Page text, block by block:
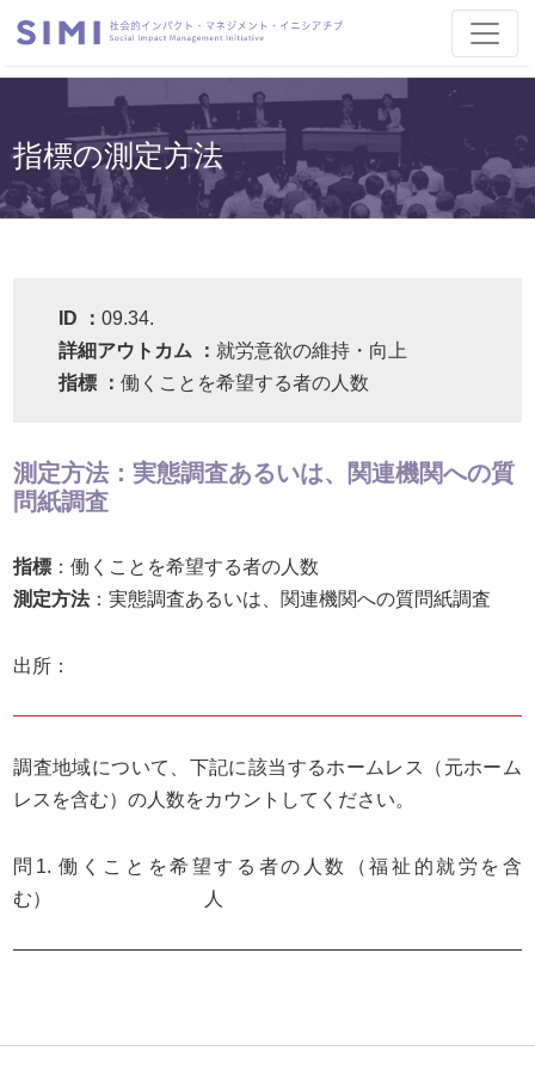
指標の測定方法
ID ：09.34.
詳細アウトカム ： 就労意欲の維持・向上
指標 ：働くことを希望する者の人数
測定方法：実態調査あるいは、関連機関への質
問紙調査
指標 ：働くことを希望する者の人数
測定方法：実態調査あるいは、関連機関への質問紙調査
出所：
調査地域について、下記に該当するホームレス（元ホーム
レスを含む）の人数をカウントしてください。
問1. 働くことを希望する者の人数（福祉的就労を含
む） 人